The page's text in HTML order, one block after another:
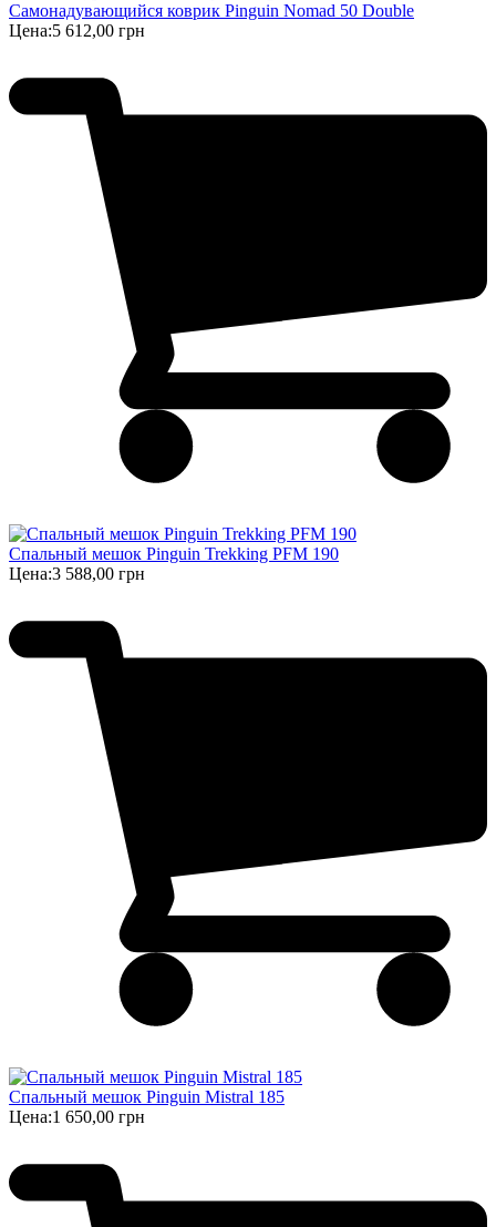
Самонадувающийся коврик Pinguin Nomad 50 Double
Цена:5 612,00 грн
Спальный мешок Pinguin Trekking PFM 190
Цена:3 588,00 грн
Спальный мешок Pinguin Mistral 185
Цена:1 650,00 грн